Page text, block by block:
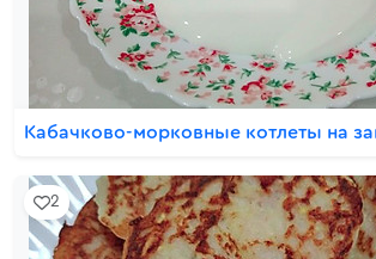
Кабачково-морковные котлеты на
2